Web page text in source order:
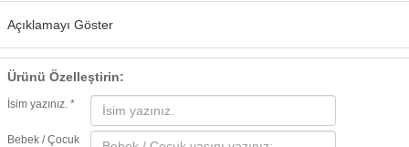
Açıklamayı Göster
Ürünü Özelleştirin:
İsim yazınız. *
Bebek / Çocuk